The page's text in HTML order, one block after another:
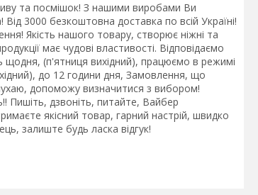
та посмішок! З нашими виробами Ви
3000 безкоштовна доставка по всій Україні!
Якість нашого товару, створює ніжні та
має чудові властивості. Відповідаємо
щодня, (п'ятниця вихідний), працюємо в режимі
до 12 години дня, Замовлення, що
допоможу визначитися з вибором!
Пишіть, дзвоніть, питайте, Вайбер
якісний товар, гарний настрій, швидко
залиште будь ласка відгук!